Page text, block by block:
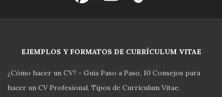
EJEMPLOS Y FORMATOS DE CURRÍCULUM VITAE
¿Cómo hacer un CV? - Guía Paso a Paso 10 Consejos para
hacer un CV Profesional Tipos de Currículum Vitae